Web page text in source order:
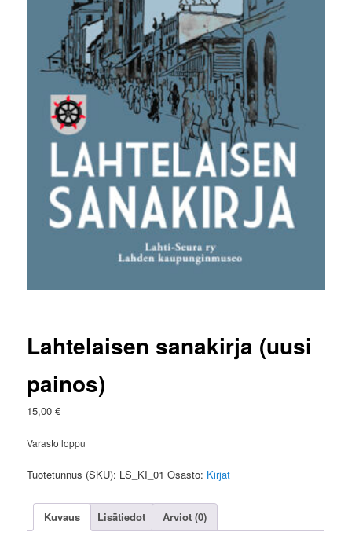
Lahtelaisen sanakirja (uusi
painos)
15,00€
Varasto loppu
Tuotetunnus (SKU): LS_KI_01 Osasto: Kirjat
Kuvaus Lisätiedot Arviot (0)